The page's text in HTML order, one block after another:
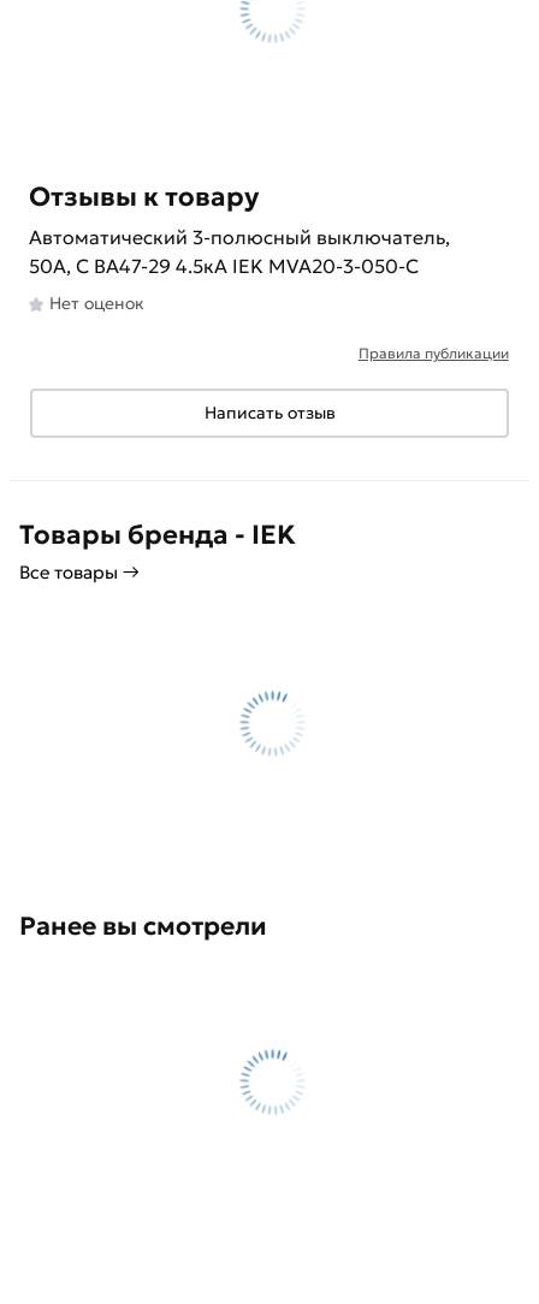
Отзывы к товару
Автоматический 3-полюсный выключатель,
50А, С ВА47-29 4.5кА IEK MVA20-3-050-C
Нет оценок
Правила публикации
Написать отзыв
Товары бренда - IEK
Все товары →
Ранее вы смотрели